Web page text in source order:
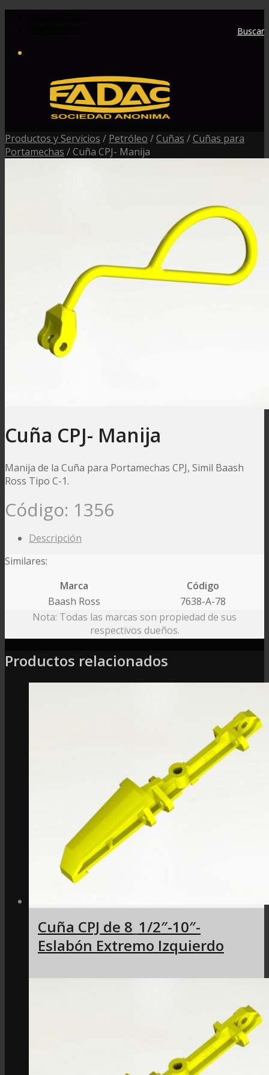
Buscar
Productos y Servicios / Petróleo /Cuñas /Cuñas para
Portamechas /Cuña CPJ- Manija
Cuña CPJ- Manija
Manija de la Cuña para Portamechas CPJ, Simil Baash
Ross Tipo C-1.
Código: 1356
Descripción
Similares:
Marca
Código
Baash Ross
7638-A-78
Nota: Todas las marcas son propiedad de sus
respectivos dueños.
Productos relacionados
Cuña CPJ de 8_1/2″-10″-
Eslabón Extremo Izquierdo